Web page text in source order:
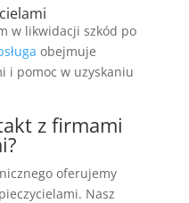
w likwidacji szkód po
obejmuje
i pomoc w uzyskaniu
z firmami
oferujemy
Nasz